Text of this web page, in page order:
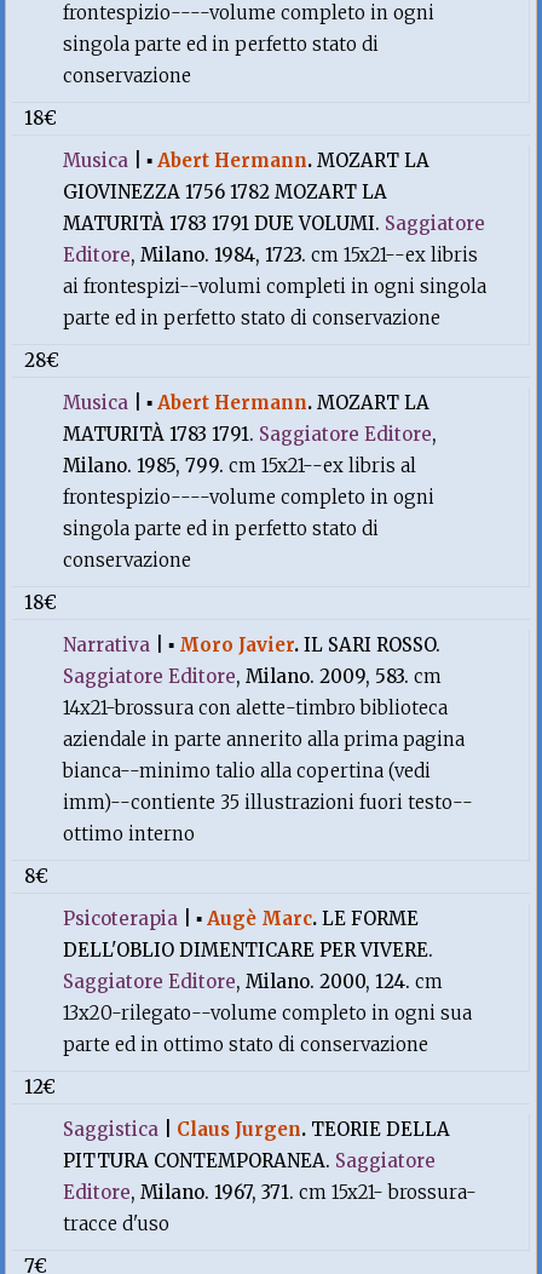
frontespizio----volume completo in ogni
singola parte ed in perfetto stato di
conservazione
18€
Musica |▪Abert Hermann.MOZART LA
GIOVINEZZA 1756 1782 MOZART LA
MATURITÀ 1783 1791 DUE VOLUMI. Saggiatore
Editore, Milano. 1984, 1723.cm 15x21--ex libris
ai frontespizi--volumi completi in ogni singola
parte ed in perfetto stato di conservazione
28€
Musica |▪Abert Hermann.MOZART LA
MATURITÀ 1783 1791. Saggiatore Editore,
Milano. 1985, 799.cm 15x21--ex libris al
frontespizio----volume completo in ogni
singola parte ed in perfetto stato di
conservazione
18€
Narrativa |▪ Moro Javier.IL SARI ROSSO.
Saggiatore Editore, Milano. 2009, 583.cm
14x21-brossura con alette-timbro biblioteca
aziendale in parte annerito alla prima pagina
bianca--minimo talio alla copertina (vedi
imm)--contiente 35 illustrazioni fuori testo--
ottimo interno
8€
Psicoterapia |▪Augè Marc.LE FORME
DELL'OBLIO DIMENTICARE PER VIVERE.
Saggiatore Editore, Milano. 2000, 124.cm
13x20-rilegato--volume completo in ogni sua
parte ed in ottimo stato di conservazione
12€
Saggistica
Claus Jurgen. TEORIE DELLA
PITTURA CONTEMPORANEA. Saggiatore
Editore, Milano. 1967, 371.cm 15x21- brossura-
tracce d'uso
7€